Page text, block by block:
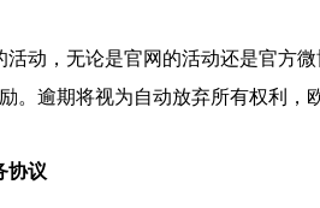
活动，无论是官网的活动还是官方
。逾期将视为自动放弃所有权利，
协议